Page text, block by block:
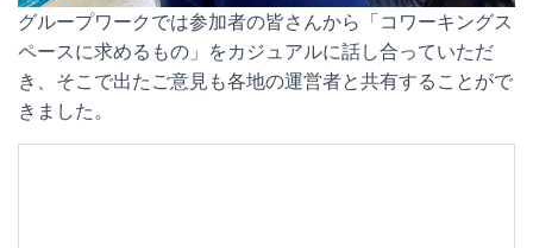
グループワークでは参加者の皆さんから「コワーキングス
ペースに求めるもの」をカジュアルに話し合っていただ
き、そこで出たご意見も各地の運営者と共有することがで
きました。